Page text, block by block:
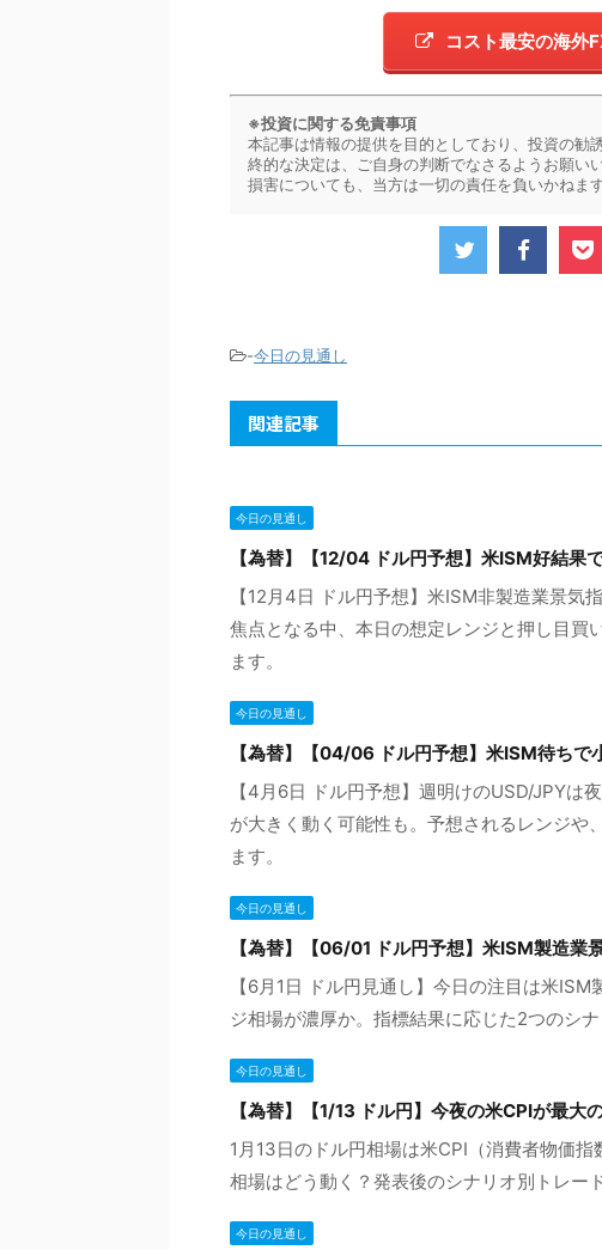
コスト最安の海外
※投資に関する免責事項
本記事は情報の提供を目的としており、投資の勧
終的な決定は、ご自身の判断でなさるようお願い
損害についても、当方は一切の責任を負いかねます
-今日の見通し
関連記事
今日の見通し
【為替】【12/04 ドル円予想】米ISM好結果
【12月4日 ドル円予想】米ISM非製造業景
焦点となる中、本日の想定レンジと押し目買
ます。
今日の見通し
【為替】【04/06 ドル円予想】米ISM待ちで
【4月6日 ドル円予想】週明けのUSD/JPYは
が大きく動く可能性も。予想されるレンジや
ます。
今日の見通し
【為替】【06/01 ドル円予想】米ISM製造業
【6月1日 ドル円見通し】今日の注目は米
ジ相場が濃厚か。指標結果に応じた2つのシ
今日の見通し
【為替】【1/13 ドル円】今夜の米CPIが最大
1月13日のドル円相場は米CPI（消費者物価
相場はどう動く？発表後のシナリオ別トレー
今日の見通し